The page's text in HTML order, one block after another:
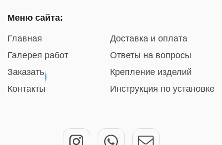
Меню сайта:
Главная
Галерея работ
Заказать
Контакты
Доставка и оплата
Ответы на вопросы
Крепление изделий
Инструкция по установке